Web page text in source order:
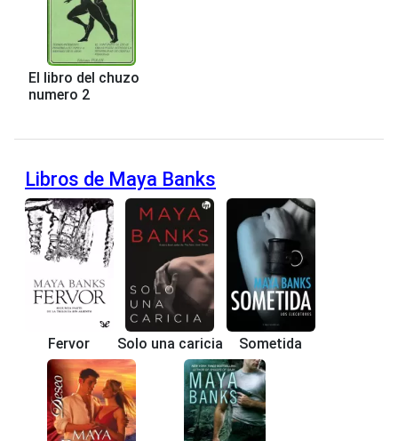
El libro del chuzo
numero 2
Libros de Maya Banks
Fervor Solo una caricia Sometida